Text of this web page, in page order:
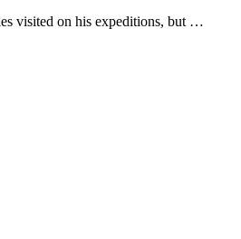
visited on his expeditions, but …